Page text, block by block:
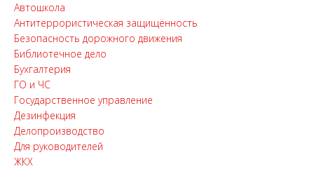
Автошкола
Антитеррористическая защищённость
Безопасность дорожного движения
Библиотечное дело
Бухгалтерия
ГО и ЧС
Государственное управление
Дезинфекция
Делопроизводство
Для руководителей
ЖКХ